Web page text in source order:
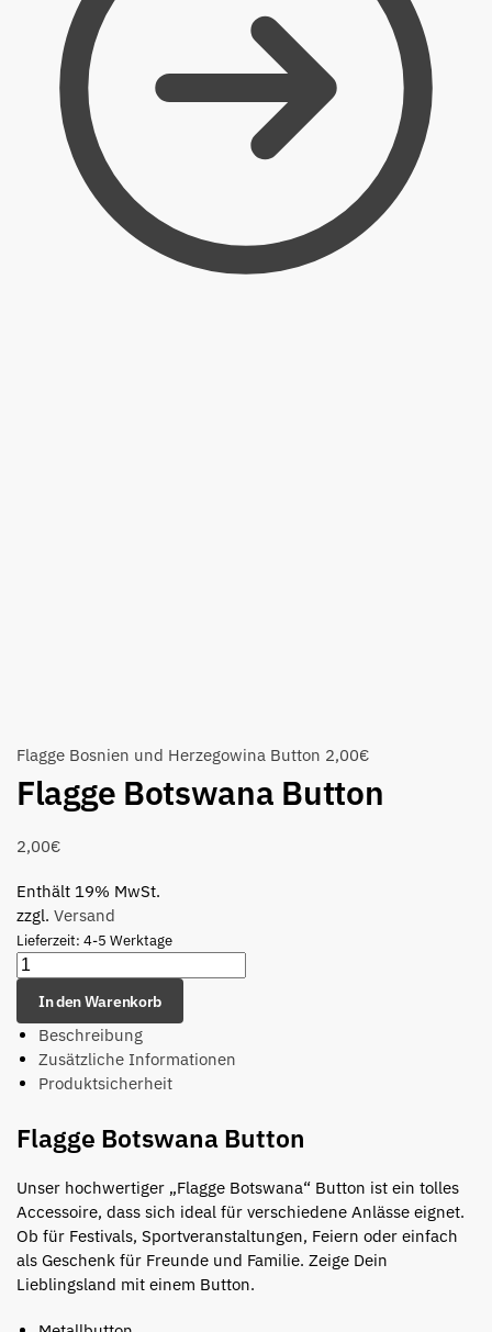
Flagge Bosnien und Herzegowina Button 2,00€
Flagge Botswana Button
2,00€
Enthält 19% MwSt.
zzgl. Versand
Lieferzeit: 4-5 Werktage
In den Warenkorb
Beschreibung
Zusätzliche Informationen
Produktsicherheit
Flagge Botswana Button
Unser hochwertiger „Flagge Botswana“ Button ist ein tolles
Accessoire, dass sich ideal für verschiedene Anlässe eignet.
Ob für Festivals, Sportveranstaltungen, Feiern oder einfach
als Geschenk für Freunde und Familie. Zeige Dein
Lieblingsland mit einem Button.